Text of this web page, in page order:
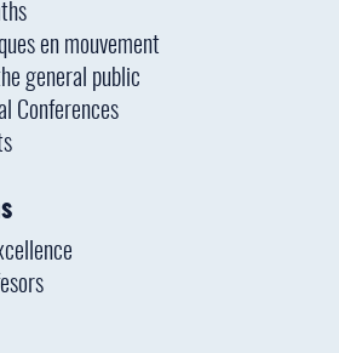
en mouvement
general public
Conferences